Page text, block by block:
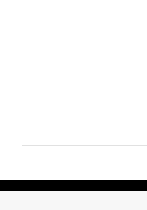
u
b